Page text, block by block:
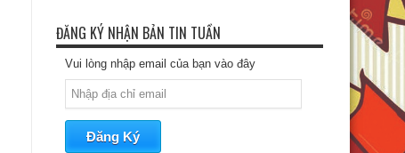
ĐĂNG KÝ NHẬN BẢN TIN TUẦN
Vui lòng nhập email của bạn vào đây